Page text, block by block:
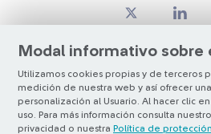
Modal informativo sobre
Utilizamos cookies propias y de terceros
medición de nuestra web y así ofrecer
personalización al Usuario. Al hacer clic en
uso. Para más información consulta nuestro
privacidad o nuestra Política de
© Copyright Grupo